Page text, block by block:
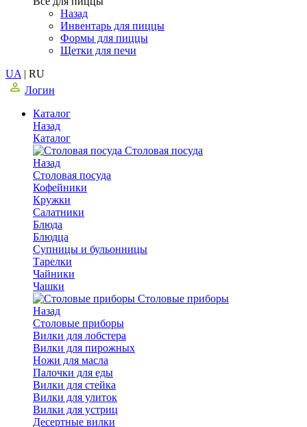
Назад
Инвентарь для пиццы
Формы для пиццы
Щетки для печи
UA | RU
Логин
Каталог
Назад
Каталог
Столовая посуда
Назад
Столовая посуда
Кофейники
Кружки
Салатники
Блюда
Блюдца
Супницы и бульонницы
Тарелки
Чайники
Чашки
Cтоловые приборы
Назад
Cтоловые приборы
Вилки для лобстера
Вилки для пирожных
Ножи для масла
Палочки для еды
Вилки для стейка
Вилки для улиток
Вилки для устриц
Десертные вилки